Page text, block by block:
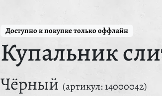
Доступно к покупке только оффлайн
Купальник
Чёрный (артикул: 14000042)